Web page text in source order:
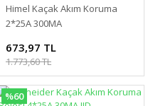
Himel Kaçak Akım Koruma
2*25A 300MA
673,97 TL
1.773,60 TL
%60